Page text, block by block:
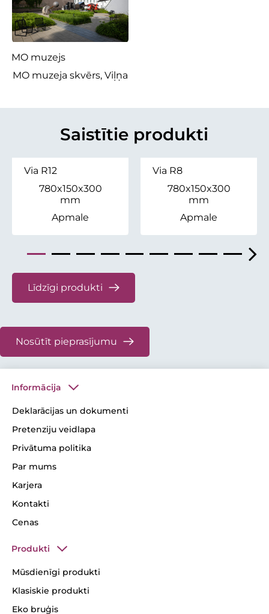
MO muzejs
MO muzeja skvērs, Viļņa
Saistītie produkti
Via R12
780x150x300
mm
Apmale
Via R8
780x150x300
mm
Apmale
Līdzīgi produkti
Nosūtīt pieprasījumu
Informācija
Deklarācijas un dokumenti
Pretenziju veidlapa
Privātuma politika
Par mums
Karjera
Kontakti
Cenas
Produkti
Mūsdienīgi produkti
Klasiskie produkti
Eko bruģis